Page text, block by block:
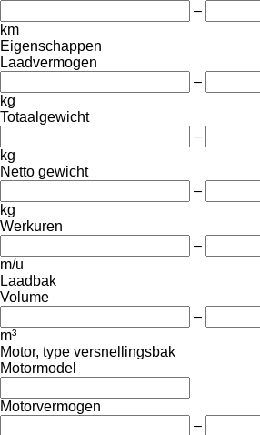
–
km
Eigenschappen
Laadvermogen
–
kg
Totaalgewicht
–
kg
Netto gewicht
–
kg
Werkuren
–
m/u
Laadbak
Volume
–
m³
Motor, type versnellingsbak
Motormodel
Motorvermogen
–